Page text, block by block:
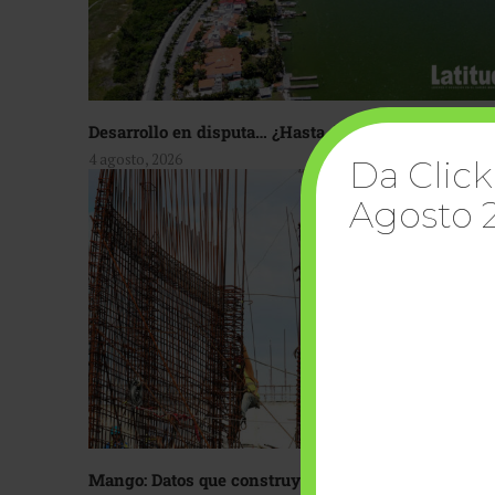
Desarrollo en disputa… ¿Hasta dónde crecer?
4 agosto, 2026
Mango: Datos que construyen confianza
Da
Agosto